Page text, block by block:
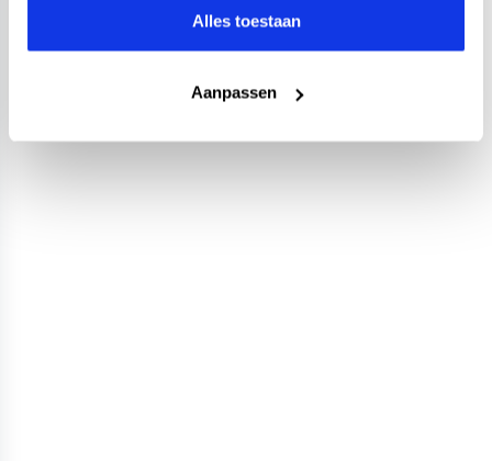
Alles toestaan
Aanpassen